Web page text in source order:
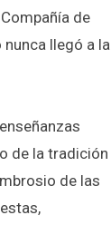
de
llegó a la
de la tradición
de las